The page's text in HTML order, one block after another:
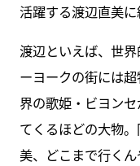
活躍する渡辺直美
渡辺といえば、世
ーヨークの街には
界の歌姫・ビヨン
てくるほどの大物
美、どこまで行く